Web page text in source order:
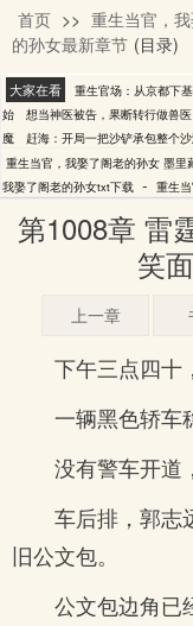
墨里藏锋行
首页 >> 重生当官，
的孙女最新章节 (目录)
大家在看 重生官场：从京都下
始
想当神医被告，果断转行做兽医
魔
赶海：开局一把沙铲承包整个
重生当官，我娶了阁老的孙女 墨里
我娶了阁老的孙女txt下载 - 重生
第1008章 雷
笑
上一章
下午三点四十
一辆黑色轿车
没有警车开道
车后排，郭志
旧公文包。
公文包边角已